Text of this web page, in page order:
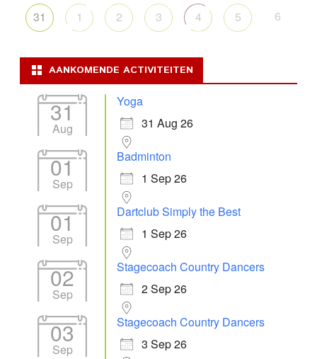
31 1 2 3 4 5 6
AANKOMENDE ACTIVITEITEN
31
Aug
Yoga
31 Aug 26
01
Sep
Badminton
1 Sep 26
01
Sep
Dartclub Simply the Best
1 Sep 26
02
Sep
Stagecoach Country Dancers
2 Sep 26
03
Sep
Stagecoach Country Dancers
3 Sep 26